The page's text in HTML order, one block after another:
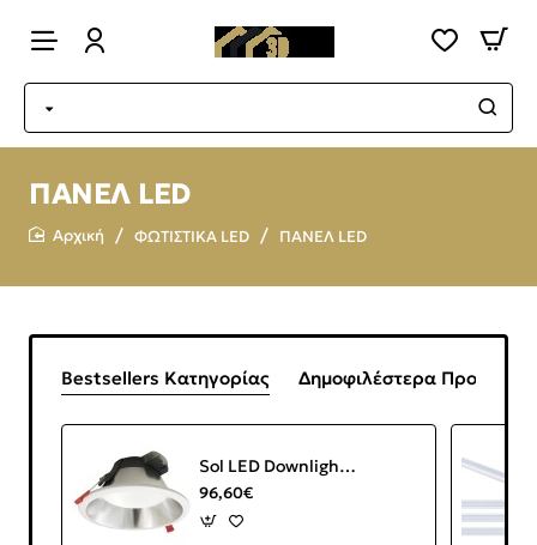
ΠΑΝΕΛ LED
ΦΩΤΙΣΤΙΚΑ LED ΠΑΝΕΛ LED
Bestsellers Κατηγορίας Δημοφιλέστερα Προϊόντα
Sol LED Downlight 30W IP44 UGR19 4000K 2850lm White Inox
96,60€